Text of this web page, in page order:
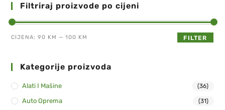
Filtriraj proizvode po cijeni
FILTER
CIJENA:90 KM —100 KM
Kategorije proizvoda
Alati I Mašine (36)
Auto Oprema (31)